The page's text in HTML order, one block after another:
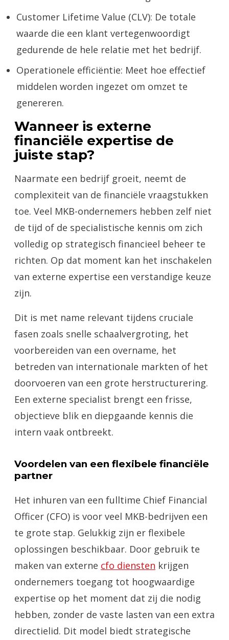
Customer Lifetime Value (CLV): De totale
waarde die een klant vertegenwoordigt
gedurende de hele relatie met het bedrijf.
Operationele efficiëntie: Meet hoe effectief
middelen worden ingezet om omzet te
genereren.
Wanneer is externe
financiële expertise de
juiste stap?
Naarmate een bedrijf groeit, neemt de
complexiteit van de financiële vraagstukken
toe. Veel MKB-ondernemers hebben zelf niet
de tijd of de specialistische kennis om zich
volledig op strategisch financieel beheer te
richten. Op dat moment kan het inschakelen
van externe expertise een verstandige keuze
zijn.
Dit is met name relevant tijdens cruciale
fasen zoals snelle schaalvergroting, het
voorbereiden van een overname, het
betreden van internationale markten of het
doorvoeren van een grote herstructurering.
Een externe specialist brengt een frisse,
objectieve blik en diepgaande kennis die
intern vaak ontbreekt.
Voordelen van een flexibele financiële
partner
Het inhuren van een fulltime Chief Financial
Officer (CFO) is voor veel MKB-bedrijven een
te grote stap. Gelukkig zijn er flexibele
oplossingen beschikbaar. Door gebruik te
maken van externe cfo diensten krijgen
ondernemers toegang tot hoogwaardige
expertise op het moment dat zij die nodig
hebben, zonder de vaste lasten van een extra
directielid. Dit model biedt strategische